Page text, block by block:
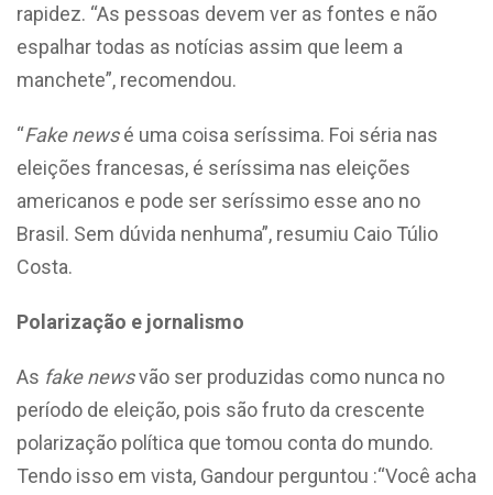
rapidez. “As pessoas devem ver as fontes e não
espalhar todas as notícias assim que leem a
manchete”, recomendou.
“Fake newsé uma coisa seríssima. Foi séria nas
eleições francesas, é seríssima nas eleições
americanos e pode ser seríssimo esse ano no
Brasil. Sem dúvida nenhuma”, resumiu Caio Túlio
Costa.
Polarização e jornalismo
As fake newsvão ser produzidas como nunca no
período de eleição, pois são fruto da crescente
polarização política que tomou conta do mundo.
Tendo isso em vista, Gandour perguntou :“Você acha